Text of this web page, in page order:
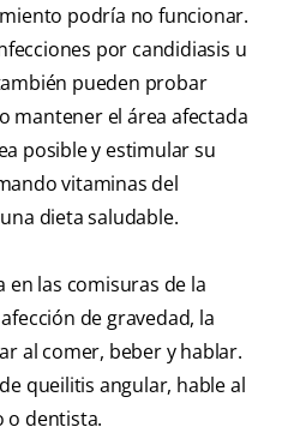
podría no funcionar.
por candidiasis u
pueden probar
mantener el área afectada
posible y estimular su
vitaminas del
dieta saludable.
en las comisuras de la
de gravedad, la
al comer, beber y hablar.
queilitis angular, hable al
o dentista.